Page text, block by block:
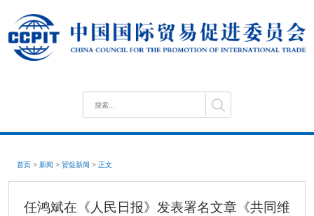
首页 > 新闻 > 贸促新闻 > 正文
任鸿斌在《人民日报》发表署名文章《共同维